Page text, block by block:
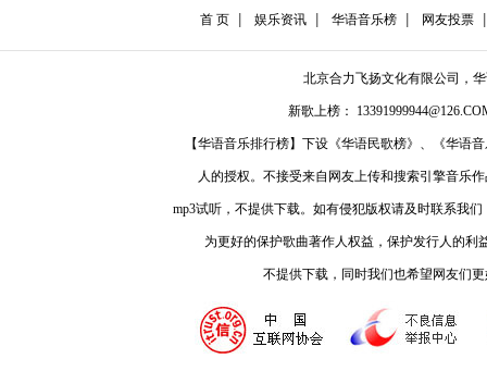
首 页 娱乐资讯 华语音乐榜 网友投票
北京合力飞扬文化有限公司，
新歌上榜：
【华语音乐排行榜】下设《华语民歌榜》、《华语
人的授权。不接受来自网友上传和搜索引擎音乐
mp3试听，不提供下载。如有侵犯版权请及时联系我
为更好的保护歌曲著作人权益，保护发行人的
不提供下载，同时我们也希望网友们